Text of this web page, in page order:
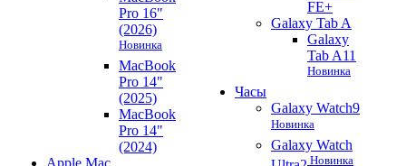
Pro 16"
(2026)
Новинка
MacBook
Pro 14"
(2025)
MacBook
Pro 14"
(2024)
Apple Mac
FE+
Galaxy Tab A
Galaxy
Tab A11
Новинка
Часы
Galaxy Watch9
Новинка
Galaxy Watch
Новинка